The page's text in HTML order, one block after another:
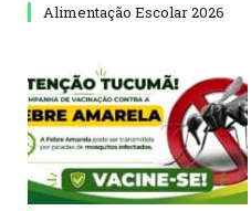
Alimentação Escolar 2026